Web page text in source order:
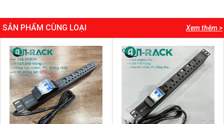
Xem thêm >
SẢN PHẨM CÙNG LOẠI